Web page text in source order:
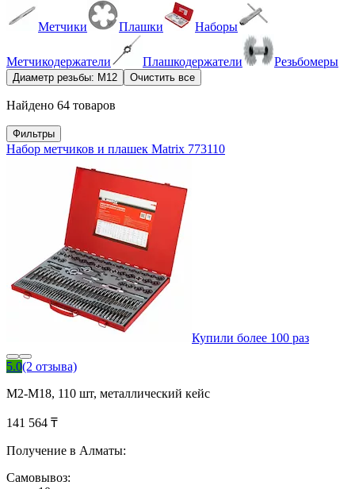
Метчики Плашки Наборы
Метчикодержатели Плашкодержатели Резьбомеры
Диаметр резьбы: М12 Очистить все
Найдено 64 товаров
Фильтры
Набор метчиков и плашек Matrix 773110
Купили более 100 раз
5.0(2 отзыва)
М2-М18, 110 шт, металлический кейс
141 564 ₸
Получение в Алматы:
Самовывоз: